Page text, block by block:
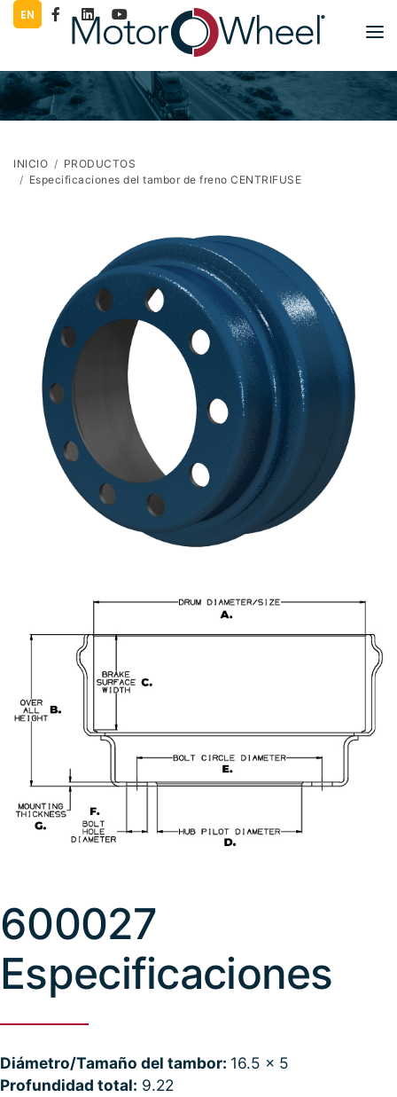
EN
PRODUCTOS
LITERATURA
CONTACTO
INICIO
PRODUCTOS
Especificaciones del tambor de freno CENTRIFUSE
600027
Especificaciones
Diámetro/Tamaño del tambor: 16.5 x 5
Profundidad total: 9.22